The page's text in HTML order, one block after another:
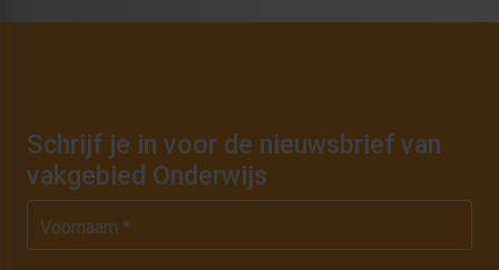
Schrijf je in voor de nieuwsbrief van
vakgebied Onderwijs
Voornaam *